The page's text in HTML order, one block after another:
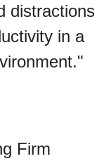
distractions
in a
Firm